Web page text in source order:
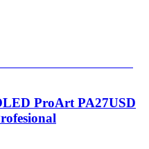
ProArt PA27USD